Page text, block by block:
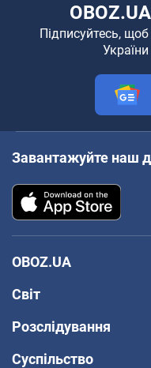
Підписуйтесь, щоб
України
Завантажуйте наш
OBOZ.UA
Світ
Розслідування
Суспільство